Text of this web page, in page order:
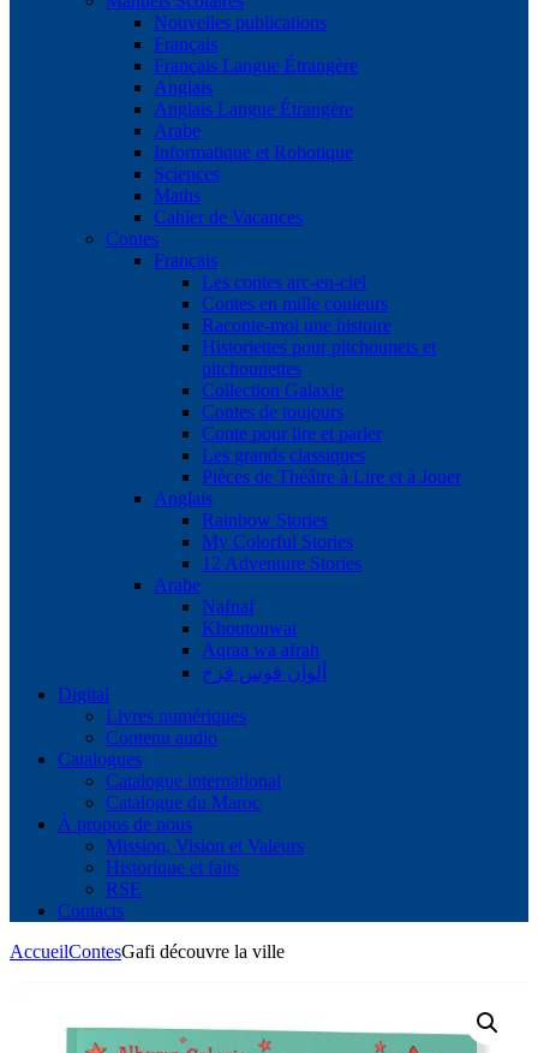
Nouvelles publications
Français
Français Langue Étrangère
Anglais
Anglais Langue Étrangère
Arabe
Informatique et Robotique
Sciences
Maths
Cahier de Vacances
Contes
Français
Les contes arc-en-ciel
Contes en mille couleurs
Raconte-moi une histoire
Historiettes pour pitchounets et
pitchounettes
Collection Galaxie
Contes de toujours
Conte pour lire et parler
Les grands classiques
Pièces de Théâtre à Lire et à Jouer
Anglais
Rainbow Stories
My Colorful Stories
12 Adventure Stories
Arabe
Nafnaf
Khoutouwat
Aqraa wa afrah
ألوان قوس قزح
Digital
Livres numériques
Contenu audio
Catalogues
Catalogue international
Catalogue du Maroc
À propos de nous
Mission, Vision et Valeurs
Historique et faits
RSE
Contacts
AccueilContesGafi découvre la ville